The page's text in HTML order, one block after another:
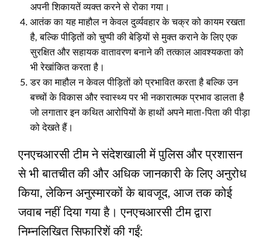
अपनी शिकायतें व्यक्त करने से रोका गया।
आतंक का यह माहौल न केवल दुर्व्यवहार के चक्र को कायम रखता
है, बल्कि पीड़ितों को चुप्पी की बेड़ियों से मुक्त कराने के लिए एक
सुरक्षित और सहायक वातावरण बनाने की तत्काल आवश्यकता को
भी रेखांकित करता है।
डर का माहौल न केवल पीड़ितों को प्रभावित करता है बल्कि उन
बच्चों के विकास और स्वास्थ्य पर भी नकारात्मक प्रभाव डालता है
जो लगातार इन कथित आरोपियों के हाथों अपने माता-पिता की पीड़ा
को देखते हैं।
एनएचआरसी टीम ने संदेशखाली में पुलिस और प्रशासन
से भी बातचीत की और अधिक जानकारी के लिए अनुरोध
किया, लेकिन अनुस्मारकों के बावजूद, आज तक कोई
जवाब नहीं दिया गया है। एनएचआरसी टीम द्वारा
निम्नलिखित सिफारिशें की गईं: